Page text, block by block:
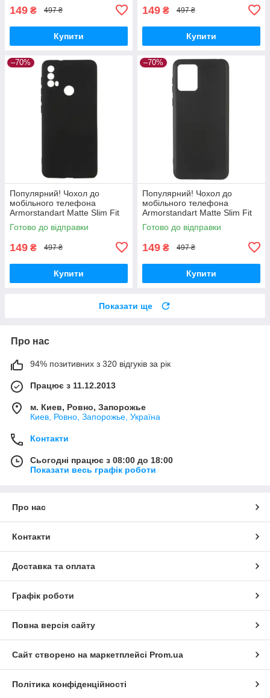
149 ₴ 497 ₴
Купити
149 ₴ 497 ₴
Купити
–70%
Популярний! Чохол до
мобільного телефона
Armorstandart Matte Slim Fit
Motorola E40 Camera cover
Black (ARM63050) - Краща
Готово до відправки
149 ₴ 497 ₴
Купити
–70%
Популярний! Чохол до
мобільного телефона
Armorstandart Matte Slim Fit
Motorola E13 Black
(ARM66141) - Краща якість
Готово до відправки
149 ₴ 497 ₴
Купити
Показати ще
Про нас
94% позитивних з 320 відгуків за рік
Працює з 11.12.2013
м. Киев, Ровно, Запорожье
Киев, Ровно, Запорожье, Україна
Контакти
Сьогодні працює з 08:00 до 18:00
Показати весь графік роботи
Про нас
Контакти
Доставка та оплата
Графік роботи
Повна версія сайту
Сайт створено на маркетплейсі Prom.ua
Політика конфіденційності